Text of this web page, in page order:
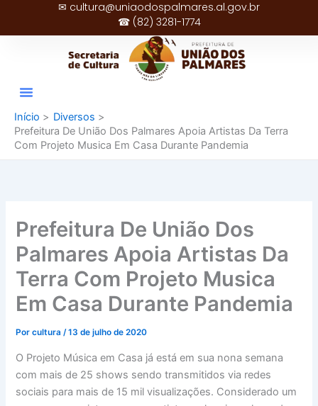
✉ cultura@uniaodospalmares.al.gov.br
☎ (82) 3281-1774
Início
Diversos
Prefeitura De União Dos Palmares Apoia Artistas Da Terra
Com Projeto Musica Em Casa Durante Pandemia
Prefeitura De União Dos
Palmares Apoia Artistas Da
Terra Com Projeto Musica
Em Casa Durante Pandemia
Porcultura/13 de julho de 2020
O Projeto Música em Casa já está em sua nona semana
com mais de 25 shows sendo transmitidos via redes
sociais para mais de 15 mil visualizações. Considerado um